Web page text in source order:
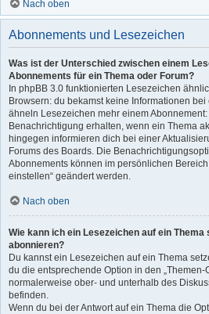
Nach oben
Abonnements und Lesezeichen
Was ist der Unterschied zwischen einem
Abonnements für ein Thema oder Forum?
In phpBB 3.0 funktionierten Lesezeichen
Browsern: du bekamst keine Informationen
ähneln Lesezeichen mehr einem
Benachrichtigung erhalten, wenn ein Thema
hingegen informieren dich bei einer
Forums des Boards. Die
Abonnements können im persönlichen
einstellen“ geändert werden.
Nach oben
Wie kann ich ein Lesezeichen auf ein Thema
abonnieren?
Du kannst ein Lesezeichen auf ein Thema
du die entsprechende Option in den „Themen-
normalerweise ober- und unterhalb des
befinden.
Wenn du bei der Antwort auf ein Thema die